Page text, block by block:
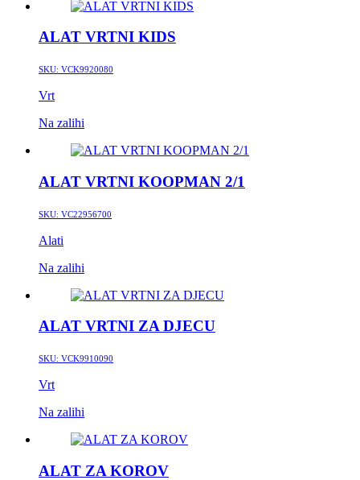
ALAT VRTNI KIDS
SKU: VCK9920080
Vrt
Na zalihi
ALAT VRTNI KOOPMAN 2/1
SKU: VC22956700
Alati
Na zalihi
ALAT VRTNI ZA DJECU
SKU: VCK9910090
Vrt
Na zalihi
ALAT ZA KOROV